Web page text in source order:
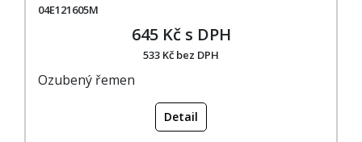
04E121605M
645 Kč s DPH
533 Kč bez DPH
Ozubený řemen
Detail